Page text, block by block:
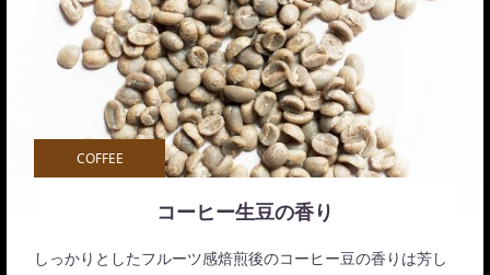
COFFEE
コーヒー生豆の香り
しっかりとしたフルーツ感焙煎後のコーヒー豆の香りは芳し